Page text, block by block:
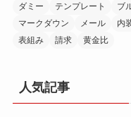
ダミー
テンプレート ブ
マークダウン
メール 内
表組み
請求 黄金比
人気記事